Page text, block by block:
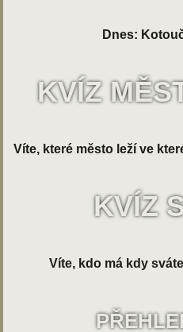
Dnes:
KVÍZ
Víte, které město leží ve
KVÍZ
Víte, kdo má kdy